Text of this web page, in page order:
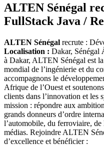
ALTEN Sénégal
FullStack Java /
ALTEN Sénégal recrute :
Localisation : Dakar, Sénégal
à Dakar, ALTEN Sénégal est
mondial de l’ingénierie et du
accompagnons le
Afrique de l’Ouest et
clients dans l’innovation et les
mission : répondre aux
grands donneurs d’ordre
l’automobile, du ferroviaire, de
médias. Rejoindre ALTEN
d’excellence et bénéficier :